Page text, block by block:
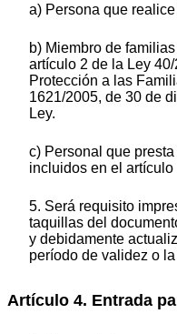
a) Persona que
b) Miembro de
artículo 2 de la Ley
Protección a las
1621/2005, de 30 de
Ley.
c) Personal que
incluidos en el artículo
5. Será requisito
taquillas del
y debidamente
período de validez o
Artículo 4. Entrada